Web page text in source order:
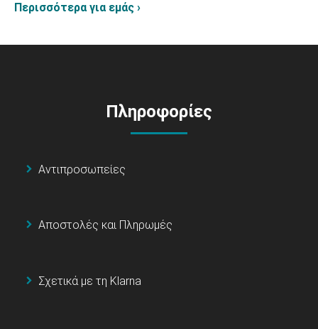
Περισσότερα για εμάς ›
Πληροφορίες
Αντιπροσωπείες
Αποστολές και Πληρωμές
Σχετικά με τη Klarna